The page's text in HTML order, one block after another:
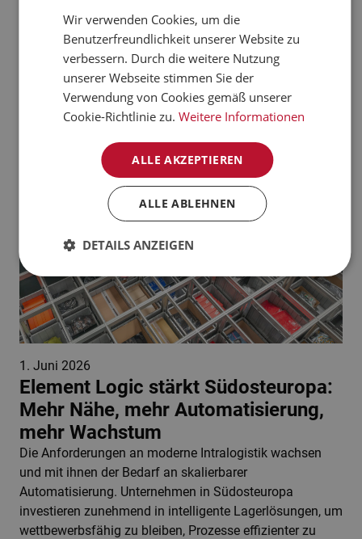
verarbeiten kann.
Jetzt mehr erfahren
Aktuelle News:
1. Juni 2026
Element Logic stärkt Südosteuropa:
Mehr Nähe, mehr Automatisierung,
mehr Wachstum
Die Anforderungen an moderne Intralogistik wachsen
und mit ihnen der Bedarf an skalierbarer
Automatisierung. Unternehmen in Südosteuropa
investieren zunehmend in intelligente Lagerlösungen, um
wettbewerbsfähig zu bleiben, Prozesse effizienter zu
FRENCH
DANISH
POLISH
ITALIAN
ENGLISH
Wir verwenden Cookies, um die
Benutzerfreundlichkeit unserer Website zu
verbessern. Durch die weitere Nutzung
unserer Webseite stimmen Sie der
Verwendung von Cookies gemäß unserer
Cookie-Richtlinie zu. Weitere Informationen
ALLE AKZEPTIEREN
ALLE ABLEHNEN
DETAILS ANZEIGEN